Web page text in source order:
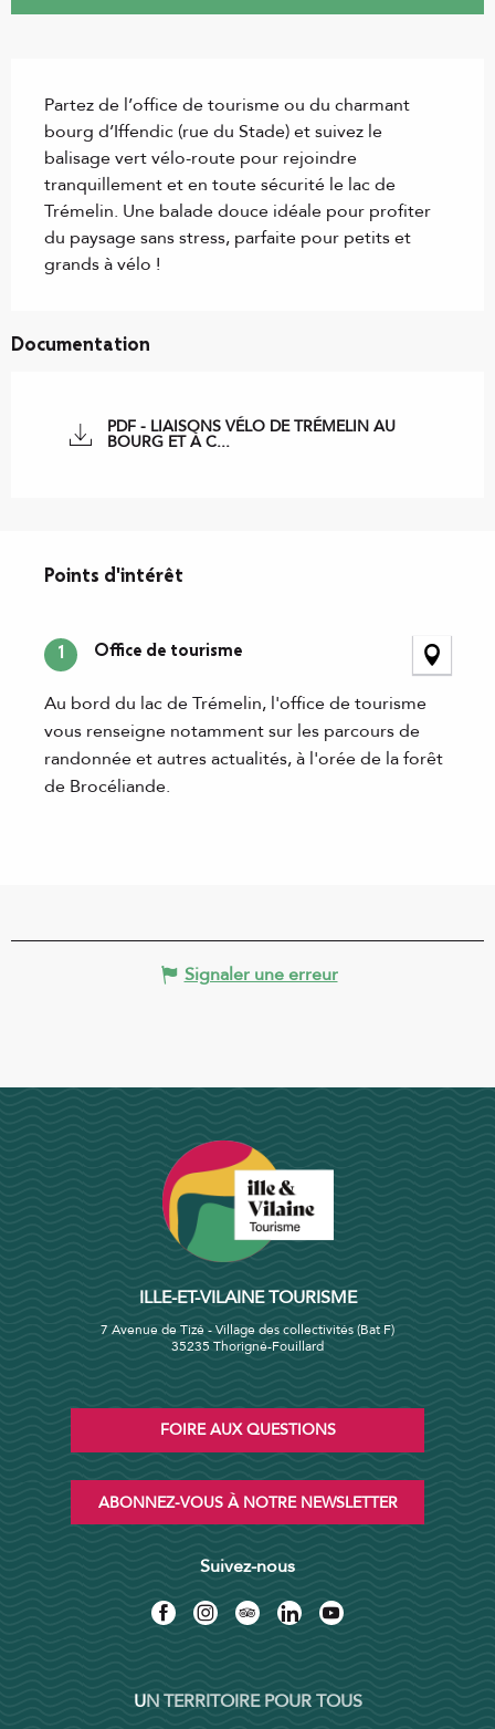
Partez de l’office de tourisme ou du charmant
bourg d’Iffendic (rue du Stade) et suivez le
balisage vert vélo-route pour rejoindre
tranquillement et en toute sécurité le lac de
Trémelin. Une balade douce idéale pour profiter
du paysage sans stress, parfaite pour petits et
grands à vélo !
Documentation
PDF - LIAISONS VÉLO DE TRÉMELIN AU
BOURG ET À C...
Points d'intérêt
1 Office de tourisme
Au bord du lac de Trémelin, l'office de tourisme
vous renseigne notamment sur les parcours de
randonnée et autres actualités, à l'orée de la forêt
de Brocéliande.
Signaler une erreur
ILLE-ET-VILAINE TOURISME
7 Avenue de Tizé - Village des collectivités (Bat F)
35235 Thorigné-Fouillard
FOIRE AUX QUESTIONS
ABONNEZ-VOUS À NOTRE NEWSLETTER
Suivez-nous
UN TERRITOIRE POUR TOUS